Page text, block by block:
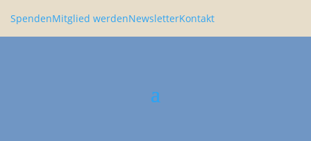
SpendenMitglied werdenNewsletterKontakt